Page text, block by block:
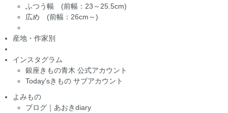
ふつう幅 (前幅：23～25.5cm)
広め (前幅：26cm～)
産地・作家別
インスタグラム
銀座きもの青木 公式アカウント
Today'sきもの サブアカウント
よみもの
ブログ｜あおきdiary